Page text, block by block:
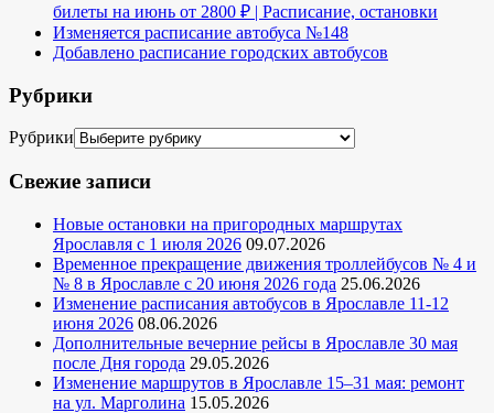
билеты на июнь от 2800 ₽ | Расписание, остановки
Изменяется расписание автобуса №148
Добавлено расписание городских автобусов
Рубрики
Рубрики
Свежие записи
Новые остановки на пригородных маршрутах
Ярославля с 1 июля 2026 09.07.2026
Временное прекращение движения троллейбусов № 4 и
№ 8 в Ярославле с 20 июня 2026 года 25.06.2026
Изменение расписания автобусов в Ярославле 11-12
июня 2026 08.06.2026
Дополнительные вечерние рейсы в Ярославле 30 мая
после Дня города 29.05.2026
Изменение маршрутов в Ярославле 15–31 мая: ремонт
на ул. Марголина 15.05.2026